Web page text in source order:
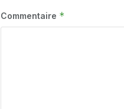
Commentaire *